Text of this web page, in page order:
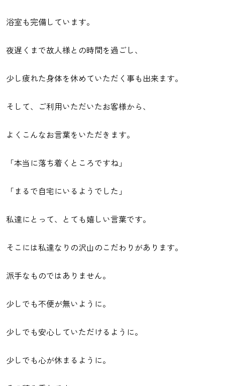
浴室も完備しています。
夜遅くまで故人様との時間を過ごし、
少し疲れた身体を休めていただく事も出来ます。
そして、ご利用いただいたお客様から、
よくこんなお言葉をいただきます。
「本当に落ち着くところですね」
「まるで自宅にいるようでした」
私達にとって、とても嬉しい言葉です。
そこには私達なりの沢山のこだわりがあります。
派手なものではありません。
少しでも不便が無いように。
少しでも安心していただけるように。
少しでも心が休まるように。